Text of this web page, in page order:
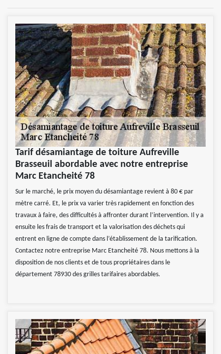
Tarif désamiantage de toiture Aufreville
Brasseuil abordable avec notre entreprise
Marc Etancheité 78
Sur le marché, le prix moyen du désamiantage revient à 80 € par
mètre carré. Et, le prix va varier très rapidement en fonction des
travaux à faire, des difficultés à affronter durant l’intervention. Il y a
ensuite les frais de transport et la valorisation des déchets qui
entrent en ligne de compte dans l’établissement de la tarification.
Contactez notre entreprise Marc Etancheité 78. Nous mettons à la
disposition de nos clients et de tous propriétaires dans le
département 78930 des grilles tarifaires abordables.